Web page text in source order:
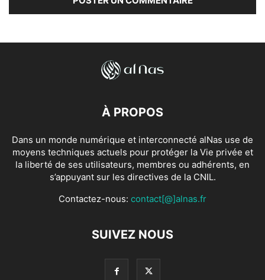
À PROPOS
Dans un monde numérique et interconnecté alNas use de
moyens techniques actuels pour protéger la Vie privée et
la liberté de ses utilisateurs, membres ou adhérents, en
s’appuyant sur les directives de la CNIL.
Contactez-nous: contact[@]alnas.fr
SUIVEZ NOUS